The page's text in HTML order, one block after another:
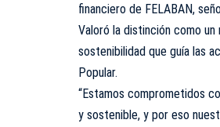
financiero de FELABAN,
Valoró la distinción como un
sostenibilidad que guía las
Popular.
“Estamos comprometidos
y sostenible, y por eso